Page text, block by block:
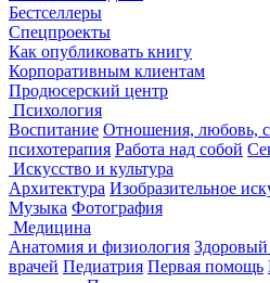
Бестселлеры
Спецпроекты
Как опубликовать книгу
Корпоративным клиентам
Продюсерский центр
Психология
Воспитание Отношения, любовь,
психотерапия Работа над собой
Искусство и культура
Архитектура Изобразительное
Музыка Фотография
Медицина
Анатомия и физиология Здоровый
врачей Педиатрия Первая помощь